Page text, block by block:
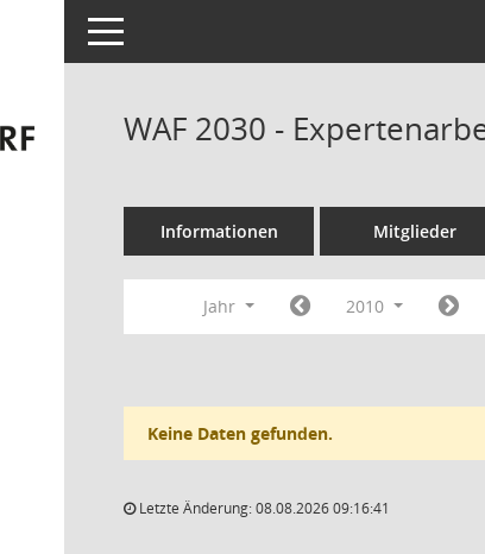
Toggle navigation
WAF 2030 -
Informationen Mitglieder
Jahr 2010
Keine Daten gefunden.
Letzte Änderung: 08.08.2026 09:16:41